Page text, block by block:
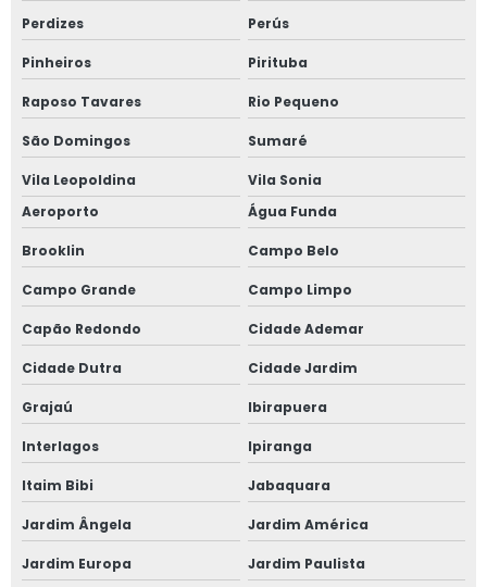
Janela alto padrão
Janela com alto padrão acústico
Janela de alumínio anti ruído com vidro duplo
Janela de alumínio anti ruído com vidro fumê
Janela de alumínio sob medida
Janela de alumínio sobreposta
Janela de alumínio sobreposta em são paulo
Janela de alumínio sobreposta em sp
Janela em aluminio vidro duplo
Janela anti barulho
Janela anti barulho para residências
Janela anti ruído sobrepor
Perdizes Perús
Pinheiros Pirituba
Raposo Tavares Rio Pequeno
São Domingos Sumaré
Vila Leopoldina
Vila Sonia
Aeroporto
Água Funda
Brooklin Campo Belo
Campo Grande Campo Limpo
Capão Redondo Cidade Ademar
Cidade Dutra Cidade Jardim
Grajaú Ibirapuera
Interlagos Ipiranga
Itaim Bibi Jabaquara
Jardim Ângela Jardim América
Jardim Europa Jardim Paulista